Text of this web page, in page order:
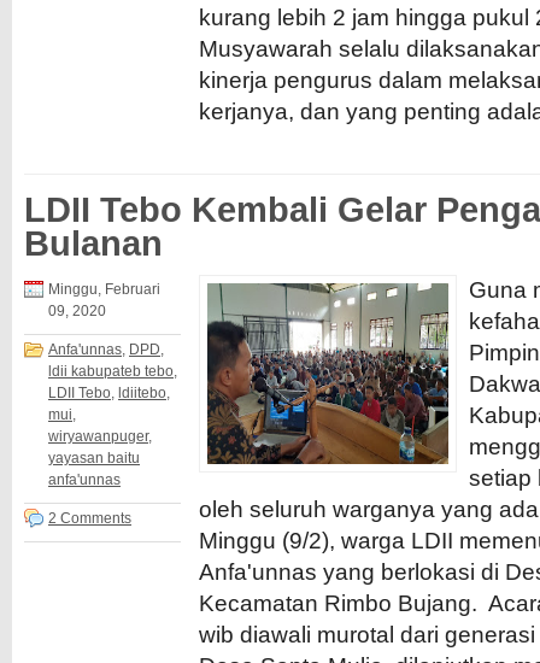
kurang lebih 2 jam hingga pukul
Musyawarah selalu
kinerja pengurus dalam
kerjanya, dan yang penting
LDII Tebo Kembali Gelar
Bulanan
Minggu, Februari
09, 2020
Anfa'unnas DPD
ldii kabupateb tebo
LDII Tebo ldiitebo
mui
wiryawanpuger,
yayasan baitu
anfa'unnas
2 Comments
Guna
setiap
oleh seluruh warganya yang
Minggu (9/2), warga LDII
Anfa'unnas yang berlokasi di
Kecamatan Rimbo Bujang.
wib diawali murotal dari